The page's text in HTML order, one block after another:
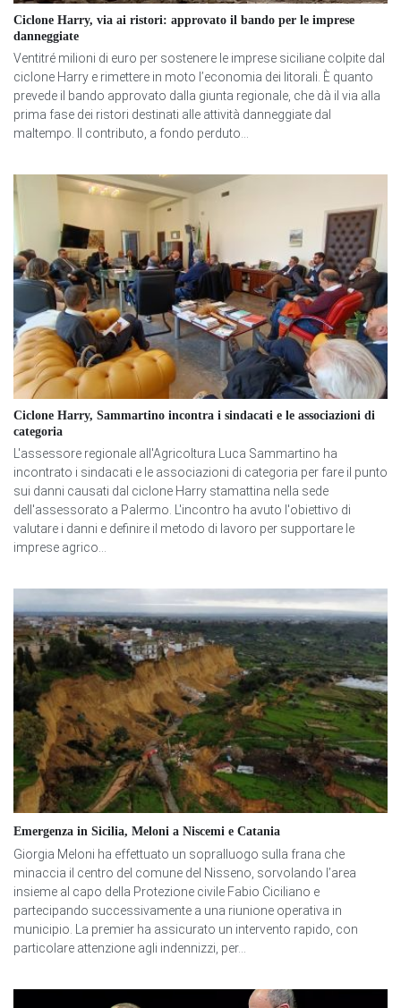
Ciclone Harry, via ai ristori: approvato il bando per le imprese
danneggiate
Ventitré milioni di euro per sostenere le imprese siciliane colpite dal
ciclone Harry e rimettere in moto l’economia dei litorali. È quanto
prevede il bando approvato dalla giunta regionale, che dà il via alla
prima fase dei ristori destinati alle attività danneggiate dal
maltempo. Il contributo, a fondo perduto...
Ciclone Harry, Sammartino incontra i sindacati e le associazioni di
categoria
L'assessore regionale all'Agricoltura Luca Sammartino ha
incontrato i sindacati e le associazioni di categoria per fare il punto
sui danni causati dal ciclone Harry stamattina nella sede
dell'assessorato a Palermo. L'incontro ha avuto l'obiettivo di
valutare i danni e definire il metodo di lavoro per supportare le
imprese agrico...
Emergenza in Sicilia, Meloni a Niscemi e Catania
Giorgia Meloni ha effettuato un sopralluogo sulla frana che
minaccia il centro del comune del Nisseno, sorvolando l’area
insieme al capo della Protezione civile Fabio Ciciliano e
partecipando successivamente a una riunione operativa in
municipio. La premier ha assicurato un intervento rapido, con
particolare attenzione agli indennizzi, per...